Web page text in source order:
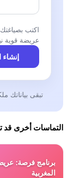
اكتب
عريضة قوية
إنشاء
تبقى بياناتك
التماسات أخرى قد
برنامج فرصة:
المغربية